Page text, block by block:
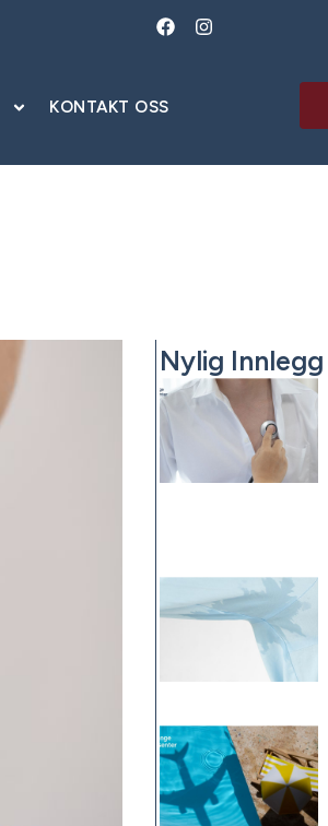
KONTAKT OSS
Nylig Innlegg